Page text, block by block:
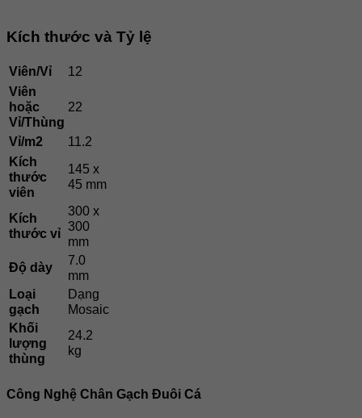
Kích thước và Tỷ lệ
Viên/Vỉ
12
Viên
hoặc
Vỉ/Thùng
22
Vỉ/m2
11.2
Kích
thước
viên
145 x
45 mm
Kích
thước vỉ
300 x
300
mm
Độ dày
7.0
mm
Loại
gạch
Dạng
Mosaic
Khối
lượng
thùng
24.2
kg
Công Nghệ Chân Gạch Đuôi Cá